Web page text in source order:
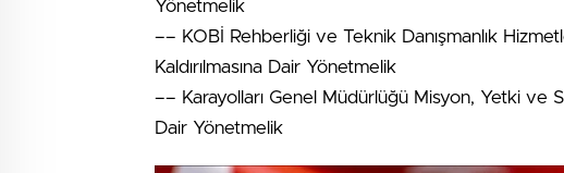
Yönetmelik
–– KOBİ Rehberliği ve Teknik Danışmanlık
Kaldırılmasına Dair Yönetmelik
–– Karayolları Genel Müdürlüğü Misyon, Yetki ve
Dair Yönetmelik